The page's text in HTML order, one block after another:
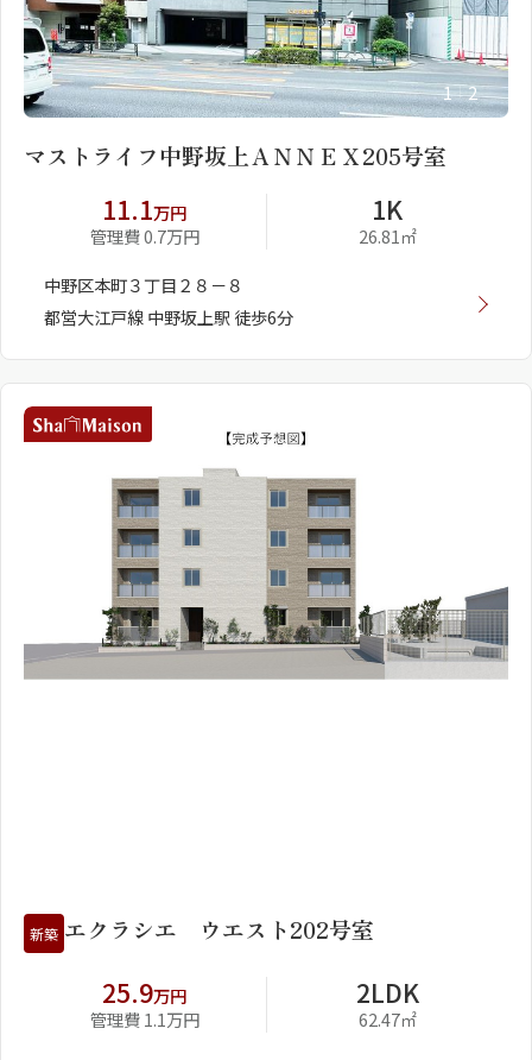
1 2
マストライフ中野坂上ＡＮＮＥＸ205号室
11.1万円
管理費 0.7万円
1K
26.81㎡
中野区本町３丁目２８－８
都営大江戸線 中野坂上駅 徒歩6分
新築 エクラシエ ウエスト202号室
25.9万円
管理費 1.1万円
2LDK
62.47㎡